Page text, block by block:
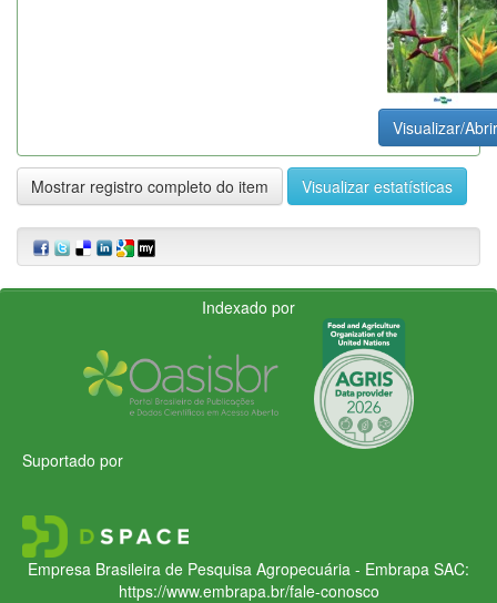
Visualizar/Abrir
Mostrar registro completo do item Visualizar estatísticas
Indexado por
Suportado por
Empresa Brasileira de Pesquisa Agropecuária - Embrapa SAC:
https://www.embrapa.br/fale-conosco